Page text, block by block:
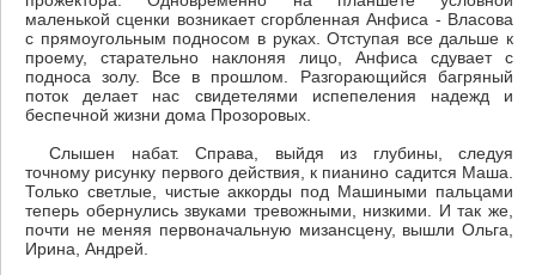
маленькой сценки возникает сгорбленная Анфисa - Власова
с прямоугольным подносом в руках. Отступая все дальше к
проему, старательно наклоняя лицо, Анфиса сдувает с
подноса золу. Все в прошлом. Разгорающийся багряный
поток делает нас свидетелями испепеления надежд и
беспечной жизни дома Прозоровых.
Слышен набат. Справа, выйдя из глубины, следуя
точному рисунку первого действия, к пианино садится Маша.
Только светлые, чистые аккорды под Mашиными пальцами
теперь обернулись звуками тревожными, низкими. И так же,
почти не меняя первоначальную мизансцену, вышли Ольга,
Ирина, Андрей.